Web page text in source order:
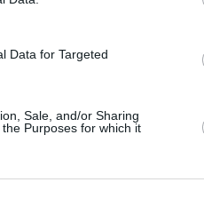
Data for Targeted
Sale, and/or Sharing
Purposes for which it
αμφιβολίας, από
και ΜΟΝΟ της